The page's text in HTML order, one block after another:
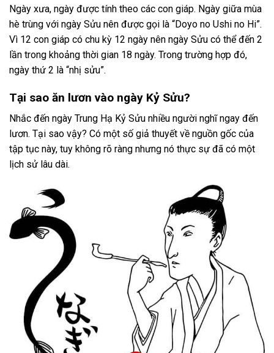
Ngày xưa, ngày được tính theo các con giáp. Ngày giữa mùa
hè trùng với ngày Sửu nên được gọi là “Doyo no Ushi no Hi”.
Vì 12 con giáp có chu kỳ 12 ngày nên ngày Sửu có thể đến 2
lần trong khoảng thời gian 18 ngày. Trong trường hợp đó,
ngày thứ 2 là “nhị sửu”.
Tại sao ăn lươn vào ngày Kỷ Sửu?
Nhắc đến ngày Trung Hạ Kỷ Sửu nhiều người nghĩ ngay đến
lươn. Tại sao vậy? Có một số giả thuyết về nguồn gốc của
tập tục này, tuy không rõ ràng nhưng nó thực sự đã có một
lịch sử lâu dài.